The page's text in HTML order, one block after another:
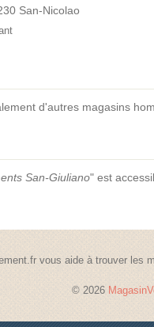
San-Nicolao
d'autres magasins
San-Giuliano" est
vous aide à trouver les
© 2026